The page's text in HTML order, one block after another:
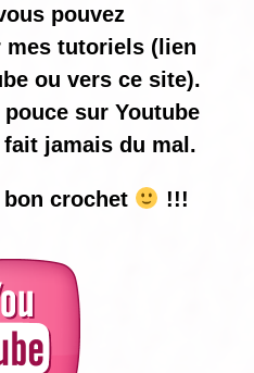
pouvez
mes tutoriels (lien
ou vers ce site).
sur Youtube
jamais du mal.
crochet !!!